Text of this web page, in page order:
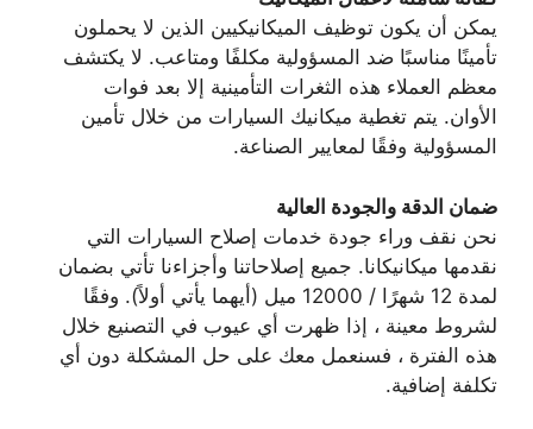
يمكن أن يكون توظيف الميكانيكيين الذين لا يحملون
تأمينًا مناسبًا ضد المسؤولية مكلفًا ومتاعب. لا يكتشف
معظم العملاء هذه الثغرات التأمينية إلا بعد فوات
الأوان. يتم تغطية ميكانيك السيارات من خلال تأمين
المسؤولية وفقًا لمعايير الصناعة.
ضمان الدقة والجودة العالية
نحن نقف وراء جودة خدمات إصلاح السيارات التي
نقدمها ميكانيكانا. جميع إصلاحاتنا وأجزاءنا تأتي بضمان
لمدة 12 شهرًا / 12000 ميل (أيهما يأتي أولاً). وفقًا
لشروط معينة ، إذا ظهرت أي عيوب في التصنيع خلال
هذه الفترة ، فسنعمل معك على حل المشكلة دون أي
تكلفة إضافية.